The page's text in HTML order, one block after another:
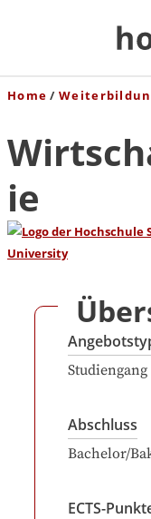
Home
ie
Studiengang
Abschluss
Bachelor/
ECTS-